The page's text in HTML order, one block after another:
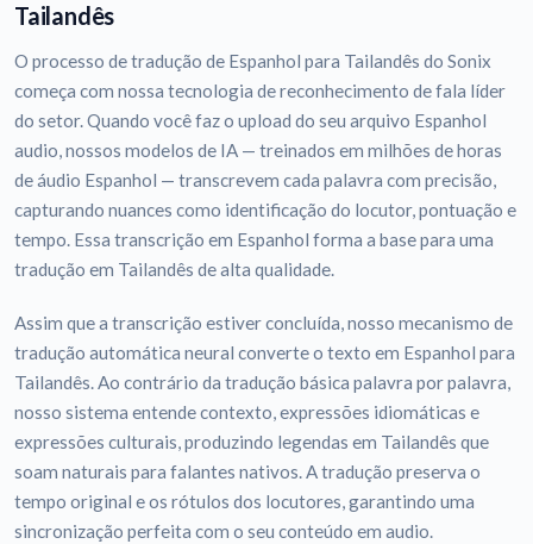
Tailandês
O processo de tradução de Espanhol para Tailandês do Sonix
começa com nossa tecnologia de reconhecimento de fala líder
do setor. Quando você faz o upload do seu arquivo Espanhol
audio, nossos modelos de IA — treinados em milhões de horas
de áudio Espanhol — transcrevem cada palavra com precisão,
capturando nuances como identificação do locutor, pontuação e
tempo. Essa transcrição em Espanhol forma a base para uma
tradução em Tailandês de alta qualidade.
Assim que a transcrição estiver concluída, nosso mecanismo de
tradução automática neural converte o texto em Espanhol para
Tailandês. Ao contrário da tradução básica palavra por palavra,
nosso sistema entende contexto, expressões idiomáticas e
expressões culturais, produzindo legendas em Tailandês que
soam naturais para falantes nativos. A tradução preserva o
tempo original e os rótulos dos locutores, garantindo uma
sincronização perfeita com o seu conteúdo em audio.